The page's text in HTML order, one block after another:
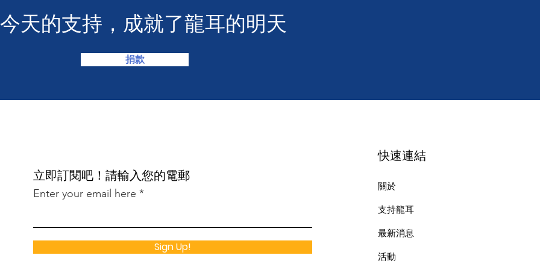
天的支持，成就了龍耳的明天
捐款
​立即訂閱吧！請輸入您的電郵
Enter your email here
Sign Up!
快速連結
關於
支持龍耳
最新消息
​活動